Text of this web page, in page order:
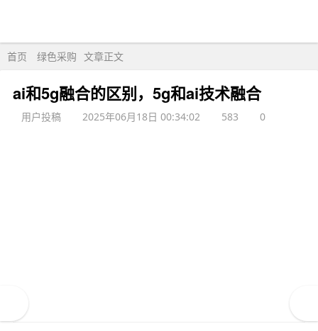
首页 绿色采购 文章正文
ai和5g融合的区别，5g和ai技术融合
用户投稿 2025年06月18日 00:34:02 583 0